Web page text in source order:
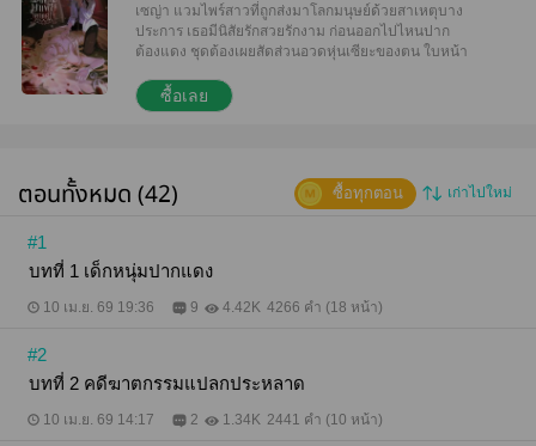
เซญ่า แวมไพร์สาวที่ถูกส่งมาโลกมนุษย์ด้วยสาเหตุบาง
ประการ เธอมีนิสัยรักสวยรักงาม ก่อนออกไปไหนปาก
ต้องแดง ชุดต้องเผยสัดส่วนอวดหุ่นเซียะของตน ใบหน้า
ได้ส่งผู้หญิงที่สมบูรณ์แบบอย่างเธอลงมาเกิดได้ ทว่าทุก
อย่างกลับต้องพลิกผัน เมื่อเธอประสบอุบัติเหตุจนเกือบ
สถานที่อันตราย! "เจ้าพวกป่าเถื่อน!" แวมไพร์บอบบางที่
มีดีแต่ความสวยอย่างเธอจะทำอะไรได้กันล่ะ ชีวิตนี้คง
ค่า ริมฝีปากสีแดงที่มักเหยียดยิ้มร้ายกาจ หรือจะกลิ่น
ทันใดนั้น ความคิดของเซญ่าที่เกี่ยวกับผู้หญิงนิสัยเสีย
เข้าสู่นิยาย นิยายสร้างมาเพื่อความบันเทิง โปรดถอด
ฉัน' ก่อนเพื่อเข้าใจในเซญ่ามากขึ้นในช่วงต้นเรื่อง
ซื้อเลย
ตอนทั้งหมด (42) เก่าไปใหม่
ซื้อทุกตอน
#1
บทที่ 1 เด็กหนุ่มปากแดง
10 เม.ย. 69 19:36 9 4.42K 4266 คำ (18 หน้า)
#2
บทที่ 2 คดีฆาตกรรมแปลกประหลาด
10 เม.ย. 69 14:17 2 1.34K 2441 คำ (10 หน้า)